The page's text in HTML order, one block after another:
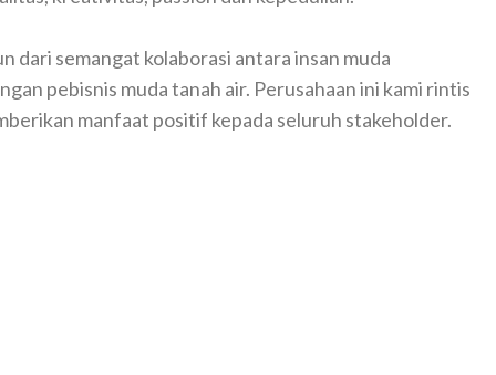
dari semangat kolaborasi antara insan muda
pebisnis muda tanah air. Perusahaan ini kami rintis
manfaat positif kepada seluruh stakeholder.